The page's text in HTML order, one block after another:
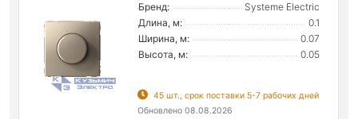
Бренд:
Systeme Electric
Длина, м:
0.1
Ширина, м:
0.07
Высота, м:
0.05
45 шт., срок поставки 5-7 рабочих дней
Обновлено 08.08.2026